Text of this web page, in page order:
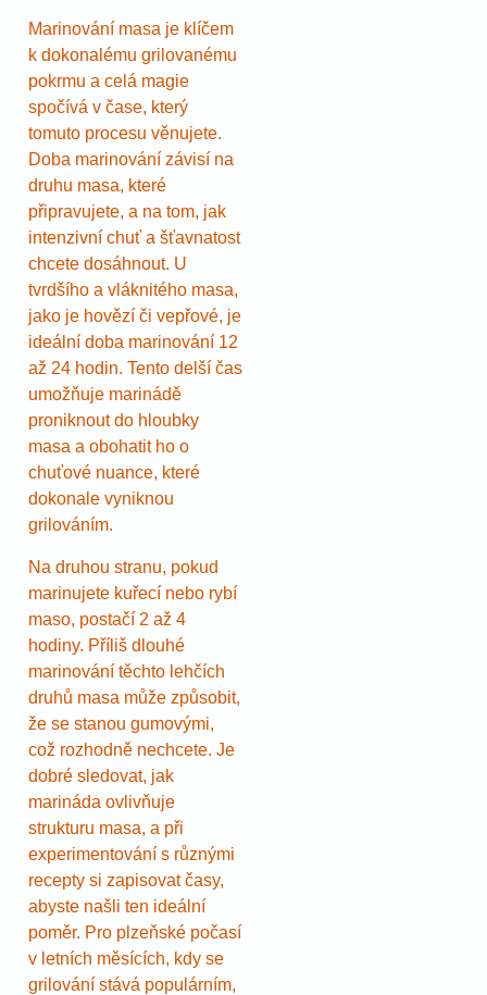
Marinování masa je klíčem
k dokonalému grilovanému
pokrmu a celá magie
spočívá v čase, který
tomuto procesu věnujete.
Doba marinování závisí na
druhu masa, které
připravujete, a na tom, jak
intenzivní chuť a šťavnatost
chcete dosáhnout. U
tvrdšího a vláknitého masa,
jako je hovězí či vepřové, je
ideální doba marinování 12
až 24 hodin. Tento delší čas
umožňuje marinádě
proniknout do hloubky
masa a obohatit ho o
chuťové nuance, které
dokonale vyniknou
grilováním.
Na druhou stranu, pokud
marinujete kuřecí nebo rybí
maso, postačí 2 až 4
hodiny. Příliš dlouhé
marinování těchto lehčích
druhů masa může způsobit,
že se stanou gumovými,
což rozhodně nechcete. Je
dobré sledovat, jak
marináda ovlivňuje
strukturu masa, a při
experimentování s různými
recepty si zapisovat časy,
abyste našli ten ideální
poměr. Pro plzeňské počasí
v letních měsících, kdy se
grilování stává populárním,